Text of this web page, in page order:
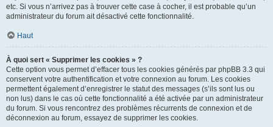
etc. Si vous n’arrivez pas à trouver cette case à cocher, il est probable qu’un
administrateur du forum ait désactivé cette fonctionnalité.
Haut
À quoi sert « Supprimer les cookies » ?
Cette option vous permet d’effacer tous les cookies générés par phpBB 3.3 qui
conservent votre authentification et votre connexion au forum. Les cookies
permettent également d’enregistrer le statut des messages (s’ils sont lus ou
non lus) dans le cas où cette fonctionnalité a été activée par un administrateur
du forum. Si vous rencontrez des problèmes récurrents de connexion et de
déconnexion au forum, essayez de supprimer les cookies.